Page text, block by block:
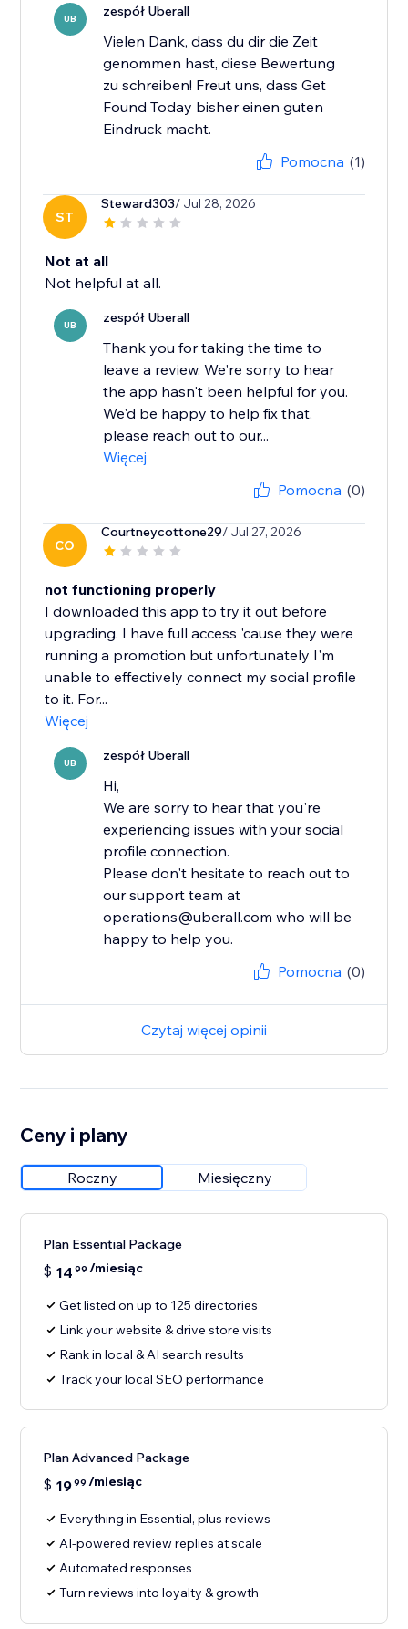
UB zespół Uberall
Vielen Dank, dass du dir die Zeit
genommen hast, diese Bewertung
zu schreiben! Freut uns, dass Get
Found Today bisher einen guten
Eindruck macht.
Pomocna (1)
ST
Steward303/ Jul 28, 2026
Not at all
Not helpful at all.
UB zespół Uberall
Thank you for taking the time to
leave a review. We're sorry to hear
the app hasn't been helpful for you.
We'd be happy to help fix that,
please reach out to our...
Więcej
Pomocna (0)
CO
Courtneycottone29/ Jul 27, 2026
not functioning properly
I downloaded this app to try it out before
upgrading. I have full access 'cause they were
running a promotion but unfortunately I'm
unable to effectively connect my social profile
to it. For...
Więcej
UB zespół Uberall
Hi,
We are sorry to hear that you're
experiencing issues with your social
profile connection.
Please don't hesitate to reach out to
our support team at
operations@uberall.com who will be
happy to help you.
Pomocna (0)
Czytaj więcej opinii
Ceny i plany
Roczny Miesięczny
Plan Essential Package
$ 14 99 /miesiąc
Get listed on up to 125 directories
Link your website & drive store visits
Rank in local & AI search results
Track your local SEO performance
Plan Advanced Package
$ 1999 /miesiąc
Everything in Essential, plus reviews
AI-powered review replies at scale
Automated responses
Turn reviews into loyalty & growth